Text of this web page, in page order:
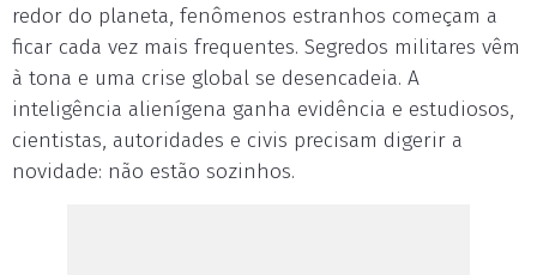
redor do planeta, fenômenos estranhos começam a
ficar cada vez mais frequentes. Segredos militares vêm
à tona e uma crise global se desencadeia. A
inteligência alienígena ganha evidência e estudiosos,
cientistas, autoridades e civis precisam digerir a
novidade: não estão sozinhos.